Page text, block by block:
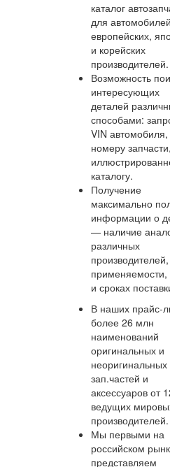
каталог
для автомобилей
европейских,
и корейских
производителей.
Возможность
интересующих
деталей
способами:
VIN автомобиля,
номеру запчасти,
каталогу.
Получение
максимально
информации о
— наличие
различных
производителей,
применяемости,
и сроках
В наших прайс-
более 26 млн
наименований
оригинальных и
неоригинальных
зап.частей и
аксессуаров от
ведущих
производителей.
Мы первыми на
российском
представляем